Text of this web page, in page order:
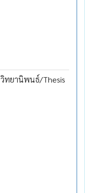
วิทยานิพนธ์/Thesis